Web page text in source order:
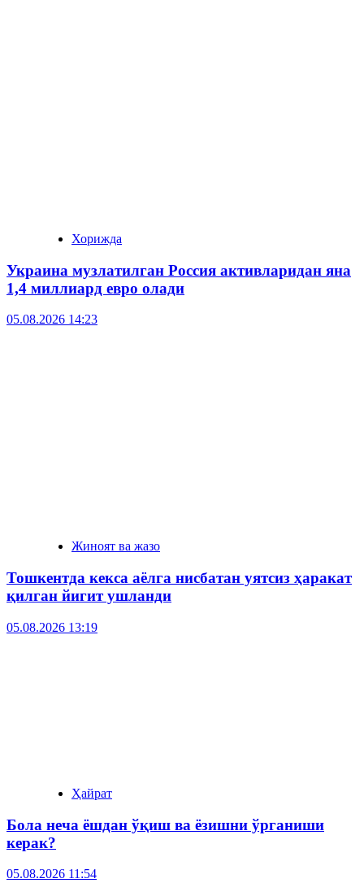
Хорижда
Украина музлатилган Россия активларидан яна
1,4 миллиард евро олади
05.08.2026 14:23
Жиноят ва жазо
Тошкентда кекса аёлга нисбатан уятсиз ҳаракат
қилган йигит ушланди
05.08.2026 13:19
Ҳайрат
Бола неча ёшдан ўқиш ва ёзишни ўрганиши
керак?
05.08.2026 11:54